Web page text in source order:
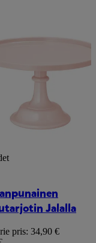
Jalalla
pris: 34,90 €